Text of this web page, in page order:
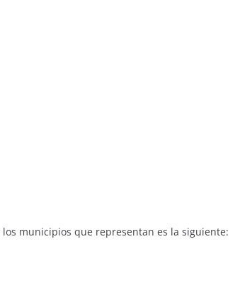
los municipios que representan es la siguiente: